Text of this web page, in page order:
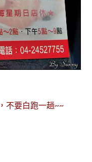
不要白跑一趟~~